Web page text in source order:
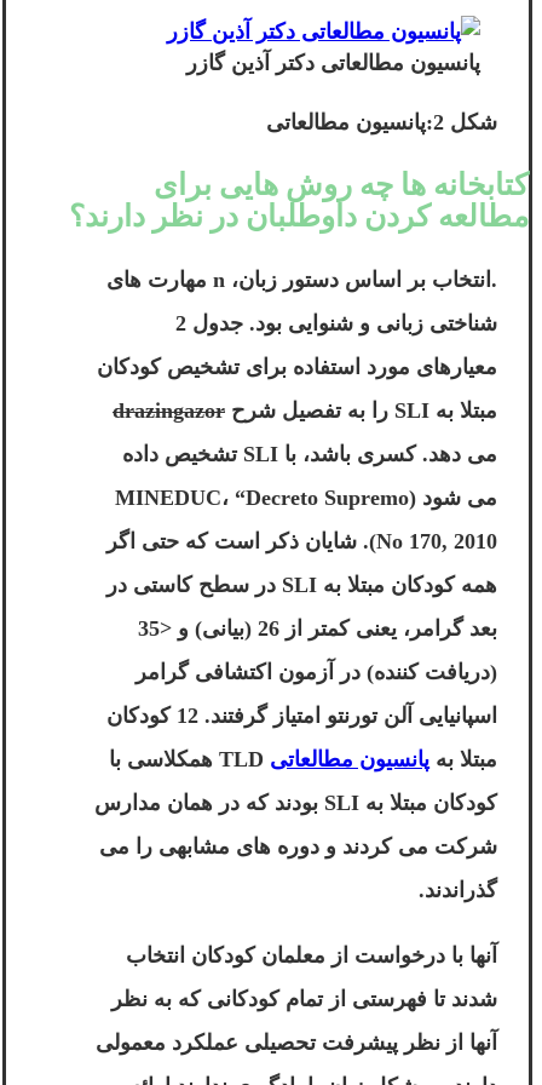
پانسیون مطالعاتی دکتر آذین گازر
شکل 2:پانسیون مطالعاتی
کتابخانه ها چه روش هایی برای
مطالعه کردن داوطلبان در نظر دارند؟
.انتخاب بر اساس دستور زبان، n مهارت های
شناختی زبانی و شنوایی بود. جدول 2
معیارهای مورد استفاده برای تشخیص کودکان
مبتلا به SLI را به تفصیل شرح
drazingazor
می دهد. کسری باشد، با SLI تشخیص داده
می شود (MINEDUC، “Decreto Supremo
No 170, 2010). شایان ذکر است که حتی اگر
همه کودکان مبتلا به SLI در سطح کاستی در
بعد گرامر، یعنی کمتر از 26 (بیانی) و <35
(دریافت کننده) در آزمون اکتشافی گرامر
اسپانیایی آلن تورنتو امتیاز گرفتند. 12 کودکان
مبتلا به پانسیون مطالعاتی
TLD همکلاسی با
کودکان مبتلا به SLI بودند که در همان مدارس
شرکت می کردند و دوره های مشابهی را می
گذراندند.
آنها با درخواست از معلمان کودکان انتخاب
شدند تا فهرستی از تمام کودکانی که به نظر
آنها از نظر پیشرفت تحصیلی عملکرد معمولی